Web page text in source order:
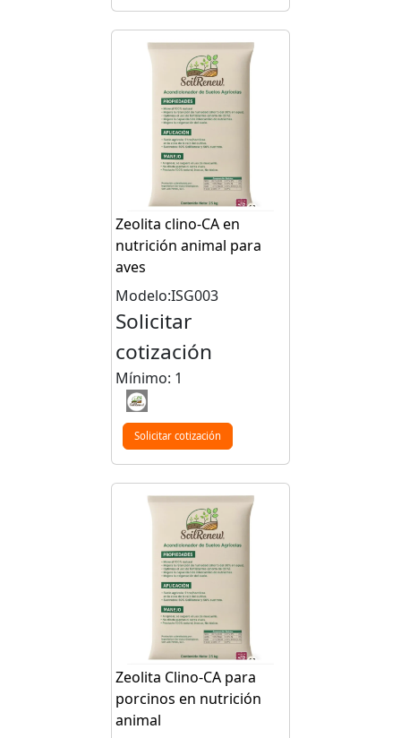
Zeolita clino-CA en
nutrición animal para
aves
Modelo:ISG003
Solicitar
cotización
Mínimo: 1
Solicitar cotización
Zeolita Clino-CA para
porcinos en nutrición
animal